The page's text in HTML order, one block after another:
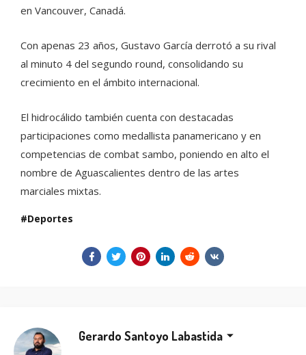
en Vancouver, Canadá.
Con apenas 23 años, Gustavo García derrotó a su rival
al minuto 4 del segundo round, consolidando su
crecimiento en el ámbito internacional.
El hidrocálido también cuenta con destacadas
participaciones como medallista panamericano y en
competencias de combat sambo, poniendo en alto el
nombre de Aguascalientes dentro de las artes
marciales mixtas.
Deportes
Gerardo Santoyo Labastida